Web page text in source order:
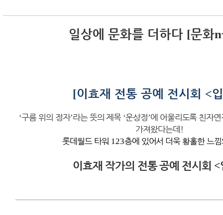
일상에 문화를 더하다 [문화n
[이효재 전통 공예 전시회 <
‘구름 위의 정자’라는 뜻의 제목 ‘운상정’에 어울리도록 친자
가져왔다는데!
롯데월드 타워 123층에 있어서 더욱 황홀한 느
이효재 작가의 전통 공예 전시회 <